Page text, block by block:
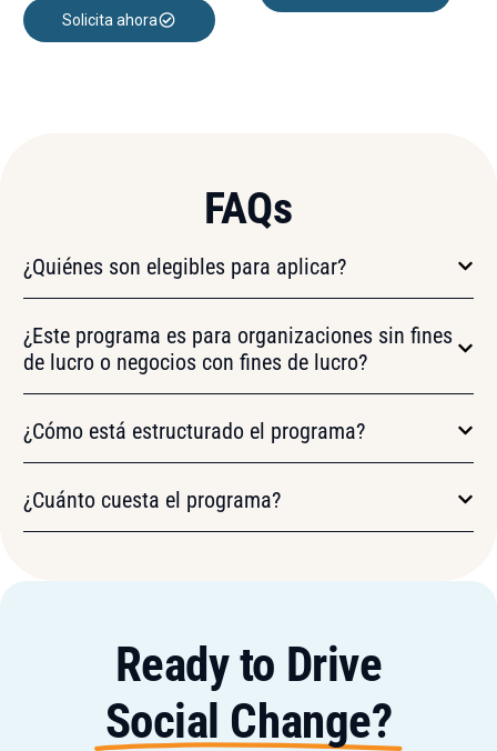
Solicita ahora
FAQs
¿Quiénes son elegibles para aplicar?
¿Este programa es para organizaciones sin fines
de lucro o negocios con fines de lucro?
¿Cómo está estructurado el programa?
¿Cuánto cuesta el programa?
Ready to Drive
Social Change?